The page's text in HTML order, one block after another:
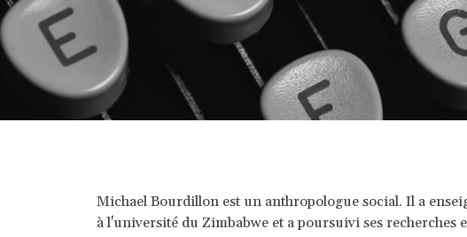
Michael Bourdillon est un anthropologue social. Il a
à l'université du Zimbabwe et a poursuivi ses recherches